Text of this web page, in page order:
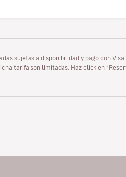
sujetas a disponibilidad y pago con
tarifa son limitadas. Haz click en